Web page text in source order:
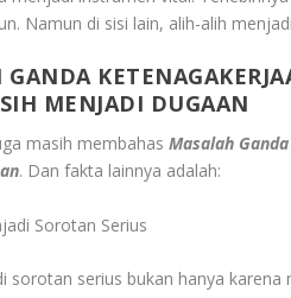
Namun di sisi lain, alih-alih
GANDA
MENJADI DUGAAN
masih membahasMasalah
. Dan fakta lainnya adalah:
Sorotan Serius
sorotan serius bukan hanya